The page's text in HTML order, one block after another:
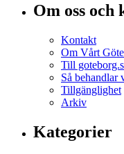
Om oss och
Kontakt
Om Vårt
Till
Så behandlar
Tillgänglighet
Arkiv
Kategorier